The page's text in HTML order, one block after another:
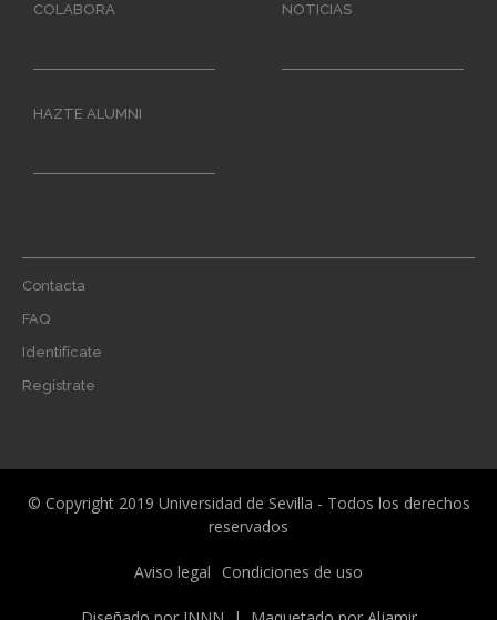
COLABORA NOTICIAS
HAZTE ALUMNI
Footer
menu
Contacta
FAQ
Identifícate
Regístrate
© Copyright 2019 Universidad de Sevilla - Todos los derechos
reservados
legal
Aviso legal Condiciones de uso